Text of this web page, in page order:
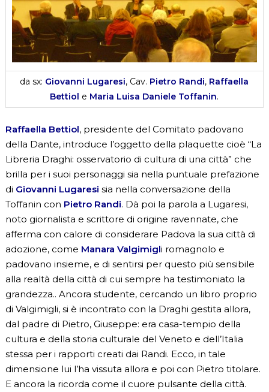
da sx: Giovanni Lugaresi, Cav. Pietro Randi, Raffaella
Bettiol e Maria Luisa Daniele Toffanin.
Raffaella Bettiol, presidente del Comitato padovano
della Dante, introduce l’oggetto della plaquette cioè “La
Libreria Draghi: osservatorio di cultura di una città” che
brilla per i suoi personaggi sia nella puntuale prefazione
di Giovanni Lugaresi sia nella conversazione della
Toffanin con Pietro Randi. Dà poi la parola a Lugaresi,
noto giornalista e scrittore di origine ravennate, che
afferma con calore di considerare Padova la sua città di
adozione, come Manara Valgimigli romagnolo e
padovano insieme, e di sentirsi per questo più sensibile
alla realtà della città di cui sempre ha testimoniato la
grandezza.. Ancora studente, cercando un libro proprio
di Valgimigli, si è incontrato con la Draghi gestita allora,
dal padre di Pietro, Giuseppe: era casa-tempio della
cultura e della storia culturale del Veneto e dell’Italia
stessa per i rapporti creati dai Randi. Ecco, in tale
dimensione lui l’ha vissuta allora e poi con Pietro titolare.
E ancora la ricorda come il cuore pulsante della città.